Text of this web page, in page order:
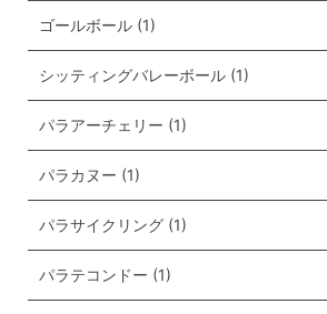
ゴールボール (1)
シッティングバレーボール (1)
パラアーチェリー (1)
パラカヌー (1)
パラサイクリング (1)
パラテコンドー (1)